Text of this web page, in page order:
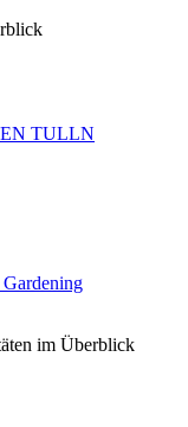
TULLN
im Überblick